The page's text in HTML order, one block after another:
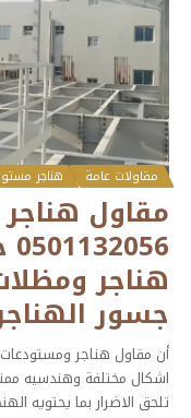
مقاولات عامة هناجر
مقاول
هناجر
جسور
أن مقاول هناجر
اشكال مختلفة وهندسيه
تلحق الاضرار بما يحتويه